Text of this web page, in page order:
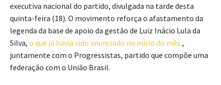
executiva nacional do partido, divulgada na tarde desta
quinta-feira (18). O movimento reforça o afastamento da
legenda da base de apoio da gestão de Luiz Inácio Lula da
Silva, o que já havia sido anunciado no início do mês ,
juntamente com o Progressistas, partido que compõe uma
federação com o União Brasil.